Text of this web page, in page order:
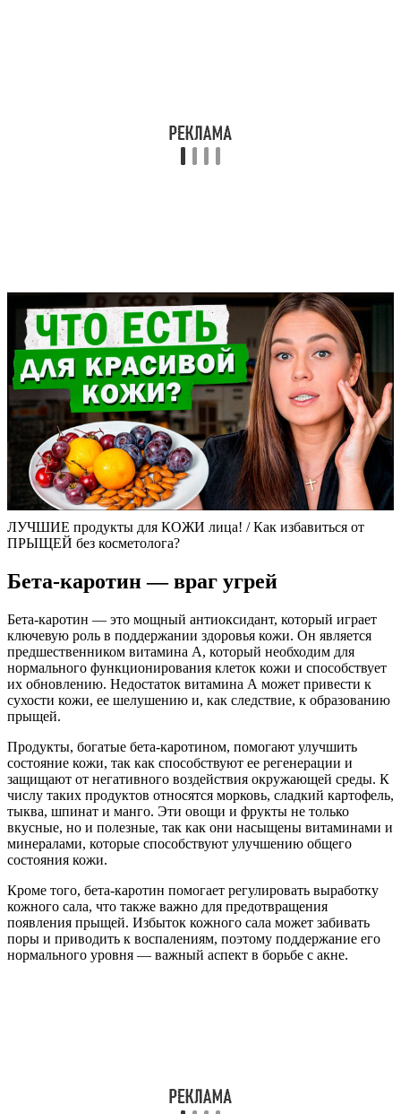
ЛУЧШИЕ продукты для КОЖИ лица! / Как избавиться от
ПРЫЩЕЙ без косметолога?
Бета-каротин — враг угрей
Бета-каротин — это мощный антиоксидант, который играет
ключевую роль в поддержании здоровья кожи. Он является
предшественником витамина А, который необходим для
нормального функционирования клеток кожи и способствует
их обновлению. Недостаток витамина А может привести к
сухости кожи, ее шелушению и, как следствие, к образованию
прыщей.
Продукты, богатые бета-каротином, помогают улучшить
состояние кожи, так как способствуют ее регенерации и
защищают от негативного воздействия окружающей среды. К
числу таких продуктов относятся морковь, сладкий картофель,
тыква, шпинат и манго. Эти овощи и фрукты не только
вкусные, но и полезные, так как они насыщены витаминами и
минералами, которые способствуют улучшению общего
состояния кожи.
Кроме того, бета-каротин помогает регулировать выработку
кожного сала, что также важно для предотвращения
появления прыщей. Избыток кожного сала может забивать
поры и приводить к воспалениям, поэтому поддержание его
нормального уровня — важный аспект в борьбе с акне.